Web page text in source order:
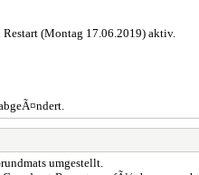
(Montag 17.06.2019) aktiv.
umgestellt.